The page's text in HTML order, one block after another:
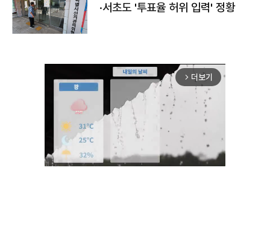
·서초도 '투표율 허위 입력' 정황
arrow_forward_ios 더보기